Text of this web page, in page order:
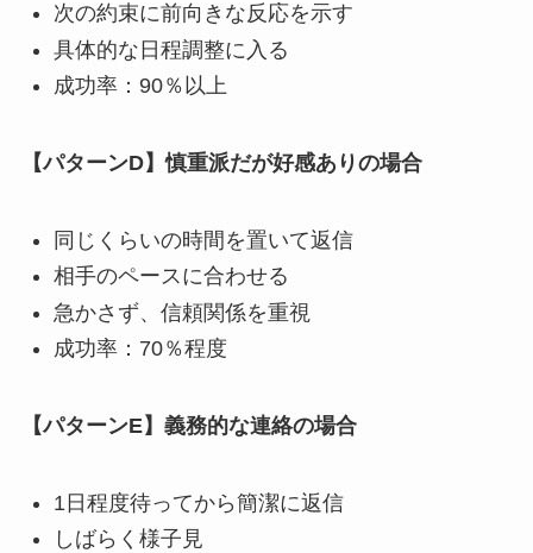
次の約束に前向きな反応を示す
具体的な日程調整に入る
成功率：90％以上
【パターンD】慎重派だが好感ありの場合
同じくらいの時間を置いて返信
相手のペースに合わせる
急かさず、信頼関係を重視
成功率：70％程度
【パターンE】義務的な連絡の場合
1日程度待ってから簡潔に返信
しばらく様子見